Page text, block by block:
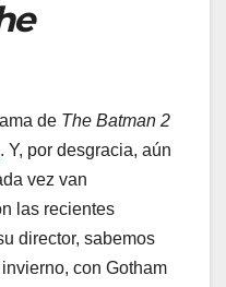
de The Batman 2
. Y, por desgracia, aún
vez van
las recientes
director, sabemos
con Gotham